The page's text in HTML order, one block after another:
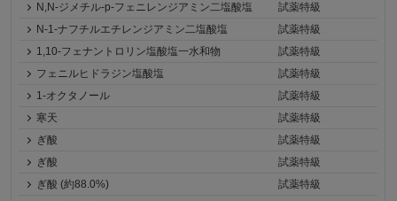
N,N-ジメチル-p-フェニレンジアミン二塩酸塩
試薬特級
N-1-ナフチルエチレンジアミン二塩酸塩
試薬特級
1,10-フェナントロリン塩酸塩一水和物
試薬特級
フェニルヒドラジン塩酸塩
試薬特級
1-オクタノール
試薬特級
寒天
試薬特級
ぎ酸
試薬特級
ぎ酸
試薬特級
ぎ酸 (約88.0%)
試薬特級